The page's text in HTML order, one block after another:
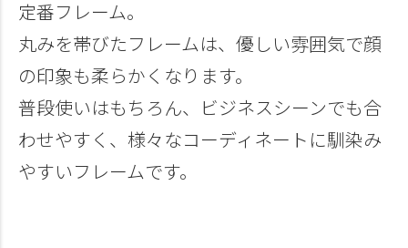
定番フレーム。
丸みを帯びたフレームは、優しい雰囲気で顔
の印象も柔らかくなります。
普段使いはもちろん、ビジネスシーンでも合
わせやすく、様々なコーディネートに馴染み
やすいフレームです。